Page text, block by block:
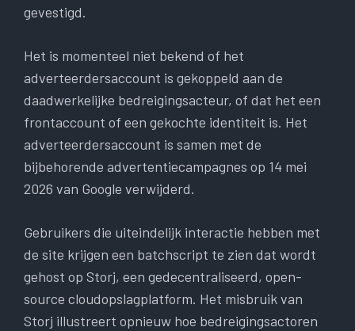
gevestigd.
Het is momenteel niet bekend of het
adverteerdersaccount is gekoppeld aan de
daadwerkelijke bedreigingsacteur, of dat het een
frontaccount of een gekochte identiteit is. Het
adverteerdersaccount is samen met de
bijbehorende advertentiecampagnes op 14 mei
2026 van Google verwijderd.
Gebruikers die uiteindelijk interactie hebben met
de site krijgen een batchscript te zien dat wordt
gehost op Storj, een gedecentraliseerd, open-
source cloudopslagplatform. Het misbruik van
Storj illustreert opnieuw hoe bedreigingsactoren